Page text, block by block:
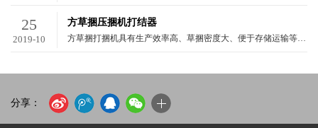
25
2019-10
方草捆压捆机打结器
方草捆打捆机具有生产效率高、草捆密度大、便于存储运输等优点。打结器是方草捆打捆机的关键部件,被称作打捆机的“心脏”。打结器的作业性能直接决定方草捆打捆机的作业质量。国外C型和D型打结器技术已较为成熟,其中D型打结器在方草捆打捆机上使用更为广泛,但是因为打结时捆绳回弹很少,使打结嘴上的受力在绕绳时逐渐增加,导致打结嘴磨损严重,使用寿命减少
分享：